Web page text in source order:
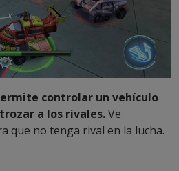
controlar un vehículo
a los rivales.Ve
que no tenga rival en la lucha.